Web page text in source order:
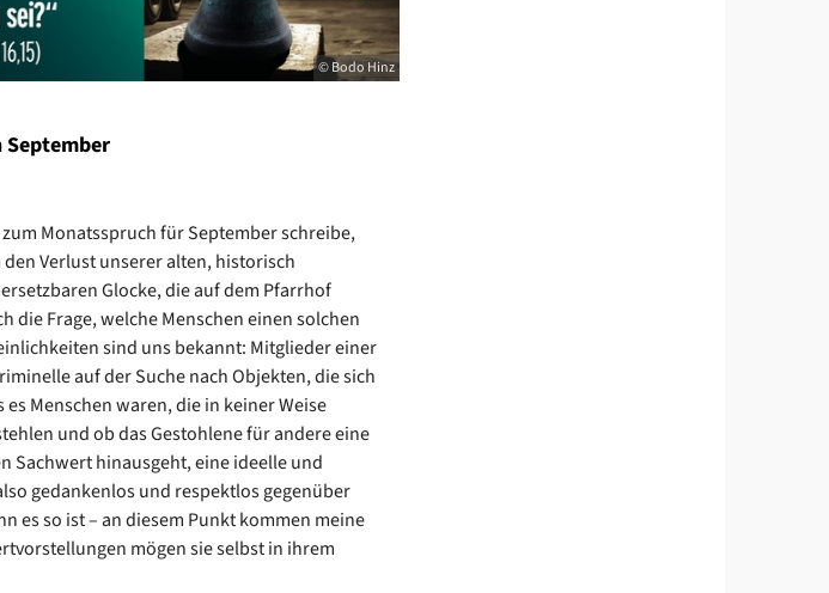
© Bodo Hinz
September
Monatsspruch für September schreibe,
Verlust unserer alten, historisch
Glocke, die auf dem Pfarrhof
die Frage, welche Menschen einen solchen
sind uns bekannt: Mitglieder einer
auf der Suche nach Objekten, die sich
Menschen waren, die in keiner Weise
und ob das Gestohlene für andere eine
Sachwert hinausgeht, eine ideelle und
gedankenlos und respektlos gegenüber
es so ist – an diesem Punkt kommen meine
mögen sie selbst in ihrem